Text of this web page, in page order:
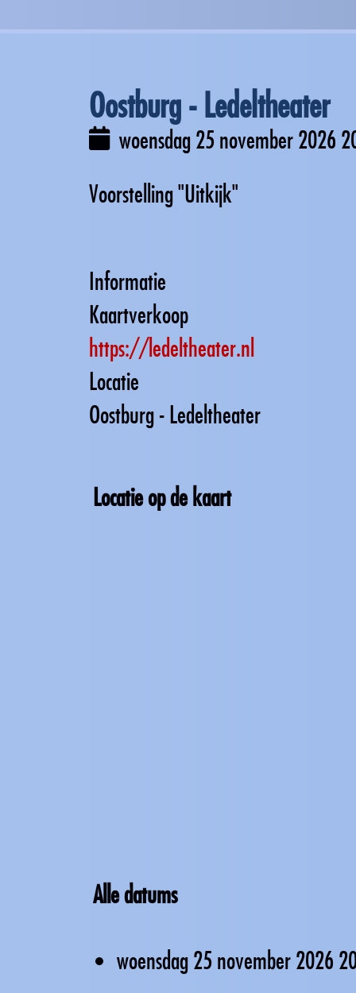
Oostburg - Ledeltheater
woensdag 25 november 2026
Voorstelling "Uitkijk"
Informatie
Kaartverkoop
https://ledeltheater.nl
Locatie
Oostburg - Ledeltheater
Locatie op de kaart
Alle datums
woensdag 25 november 2026